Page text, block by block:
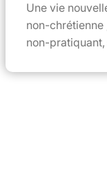
Une vie
non-
non-